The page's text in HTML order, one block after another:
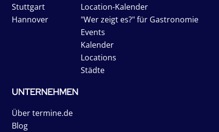
Stuttgart
Hannover
Location-Kalender
"Wer zeigt es?" für Gastronomie
Events
Kalender
Locations
Städte
UNTERNEHMEN
Über termine.de
Blog